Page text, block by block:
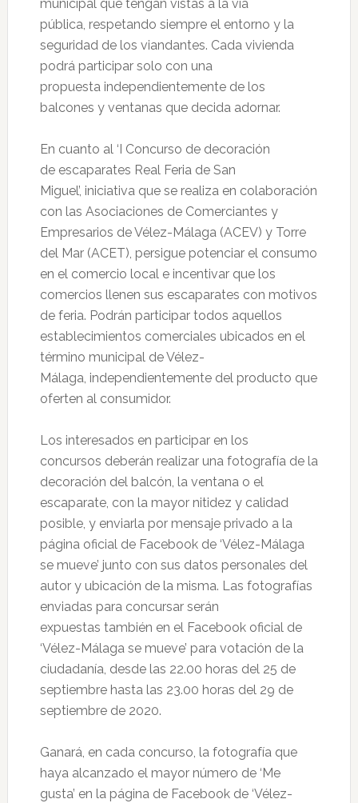
municipal que tengan vistas a la vía
pública, respetando siempre el entorno y la
seguridad de los viandantes. Cada vivienda
podrá participar solo con una
propuesta independientemente de los
balcones y ventanas que decida adornar.
En cuanto al ‘I Concurso de decoración
de escaparates Real Feria de San
Miguel’, iniciativa que se realiza en colaboración
con las Asociaciones de Comerciantes y
Empresarios de Vélez-Málaga (ACEV) y Torre
del Mar (ACET), persigue potenciar el consumo
en el comercio local e incentivar que los
comercios llenen sus escaparates con motivos
de feria. Podrán participar todos aquellos
establecimientos comerciales ubicados en el
término municipal de Vélez-
Málaga, independientemente del producto que
oferten al consumidor.
Los interesados en participar en los
concursos deberán realizar una fotografía de la
decoración del balcón, la ventana o el
escaparate, con la mayor nitidez y calidad
posible, y enviarla por mensaje privado a la
página oficial de Facebook de ‘Vélez-Málaga
se mueve’ junto con sus datos personales del
autor y ubicación de la misma. Las fotografías
enviadas para concursar serán
expuestas también en el Facebook oficial de
‘Vélez-Málaga se mueve’ para votación de la
ciudadanía, desde las 22.00 horas del 25 de
septiembre hasta las 23.00 horas del 29 de
septiembre de 2020.
Ganará, en cada concurso, la fotografía que
haya alcanzado el mayor número de ‘Me
gusta’ en la página de Facebook de ‘Vélez-